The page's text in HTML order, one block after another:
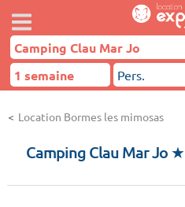
Location Bormes les mimosas
Camping Clau Mar Jo ★